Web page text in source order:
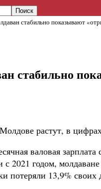
стабильно показывают
стабильно
растут, в
валовая
2021 годом,
потеряли 13,9% своих